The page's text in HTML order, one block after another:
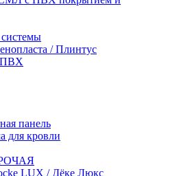
/ Плинтус
ПВХ
панель
для кровли
LUX / Дёке Люкс